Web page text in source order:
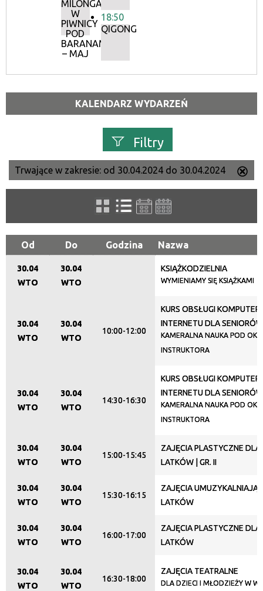
MILONGA
W
PIWNICY
POD
BARANAMI
– MAJ
18:50
QIGONG
KALENDARZ WYDARZEŃ
Filtry
Szukana fraza
Kategoria
Trwające w zakresie
Miejsce
Promowane
Trwające w zakresie: od 30.04.2024 do 30.04.2024
ten
Od Do Godzina Nazwa
30.04
WTO
30.04
WTO
KSIĄŻKODZIELNIA
WYMIENIAMY SIĘ KSIĄŻKAMI
30.04
WTO
30.04
WTO
10:00-12:00
KURS OBSŁUGI
INTERNETU DLA SENIORÓW
KAMERALNA NAUKA POD
INSTRUKTORA
30.04
WTO
30.04
WTO
14:30-16:30
KURS OBSŁUGI
INTERNETU DLA SENIORÓW
KAMERALNA NAUKA POD
INSTRUKTORA
30.04
WTO
30.04
WTO
15:00-15:45
ZAJĘCIA PLASTYCZNE
LATKÓW | GR. II
30.04
WTO
30.04
WTO
15:30-16:15
ZAJĘCIA
LATKÓW
30.04
WTO
30.04
WTO
16:00-17:00
ZAJĘCIA PLASTYCZNE
LATKÓW
30.04
WTO
30.04
WTO
16:30-18:00
ZAJĘCIA TEATRALNE
DLA DZIECI I MŁODZIEŻY W